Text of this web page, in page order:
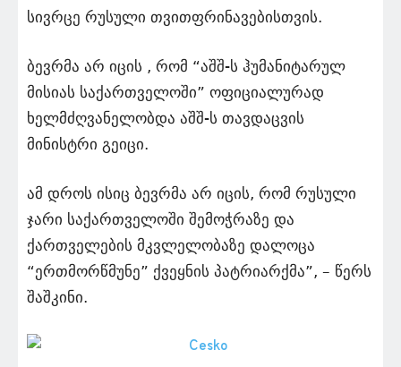
სივრცე რუსული თვითფრინავებისთვის.
ბევრმა არ იცის , რომ “აშშ-ს ჰუმანიტარულ
მისიას საქართველოში” ოფიციალურად
ხელმძღვანელობდა აშშ-ს თავდაცვის
მინისტრი გეიცი.
ამ დროს ისიც ბევრმა არ იცის, რომ რუსული
ჯარი საქართველოში შემოჭრაზე და
ქართველების მკვლელობაზე დალოცა
“ერთმორწმუნე” ქვეყნის პატრიარქმა”, – წერს
შაშკინი.